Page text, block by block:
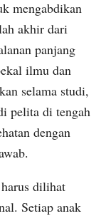
mengabdikan
akhir dari
panjang
ilmu dan
selama studi,
pelita di tengah
dengan
dilihat
Setiap anak